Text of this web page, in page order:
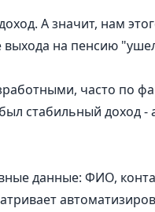
А значит, нам
на пенсию
часто по
стабильный доход -
данные: ФИО,